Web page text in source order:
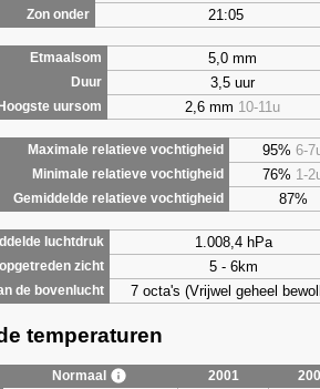
Zon onder 21:05
Etmaalsom 5,0 mm
Duur 3,5 uur
Hoogste uursom 2,6 mm 10-11u
Maximale relatieve vochtigheid 95% 6-
Minimale relatieve vochtigheid 76% 1-
Gemiddelde relatieve vochtigheid 87%
luchtdruk 1.008,4 hPa
zicht 5 - 6km
de bovenlucht 7 octa's (Vrijwel geheel
temperaturen
Normaal 2001